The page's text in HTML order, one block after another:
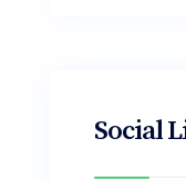
Social